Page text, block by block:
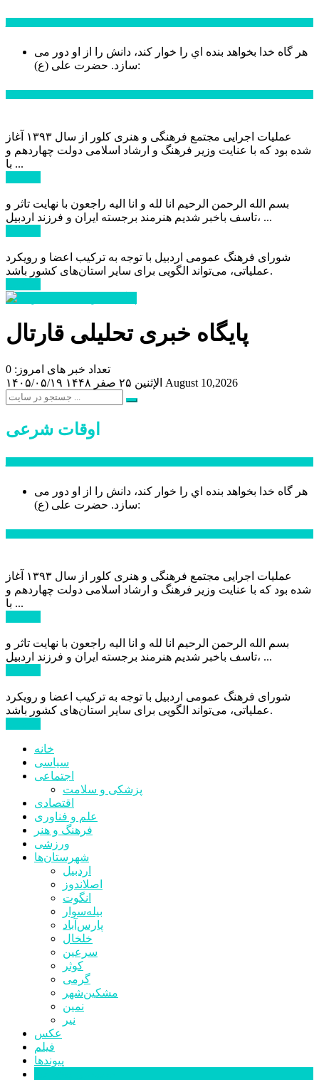
هر گاه خدا بخواهد بنده اي را خوار كند، دانش را از او دور می
سازد.حضرت علی (ع):
عملیات اجرایی مجتمع فرهنگی و هنری کلور از سال ۱۳۹۳ آغاز
شده بود که با عنایت وزیر فرهنگ و ارشاد اسلامی دولت چهاردهم و
با ...
بسم الله الرحمن الرحیم انا لله و انا الیه راجعون با نهایت تاثر و
تاسف باخبر شدیم هنرمند برجسته ایران و فرزند اردبیل، ...
شورای فرهنگ عمومی اردبیل با توجه به ترکیب اعضا و رویکرد
عملیاتی، می‌تواند الگویی برای سایر استان‌های کشور باشد.
پایگاه خبری تحلیلی قارتال
تعداد خبر های امروز: 0
۱۴۰۵/۰۵/۱۹
الإثنين ۲۵ صفر ۱۴۴۸ August 10,2026
اوقات شرعی
هر گاه خدا بخواهد بنده اي را خوار كند، دانش را از او دور می
سازد.حضرت علی (ع):
عملیات اجرایی مجتمع فرهنگی و هنری کلور از سال ۱۳۹۳ آغاز
شده بود که با عنایت وزیر فرهنگ و ارشاد اسلامی دولت چهاردهم و
با ...
بسم الله الرحمن الرحیم انا لله و انا الیه راجعون با نهایت تاثر و
تاسف باخبر شدیم هنرمند برجسته ایران و فرزند اردبیل، ...
شورای فرهنگ عمومی اردبیل با توجه به ترکیب اعضا و رویکرد
عملیاتی، می‌تواند الگویی برای سایر استان‌های کشور باشد.
خانه
سیاسی
اجتماعی
پزشکی و سلامت
اقتصادی
علم و فناوری
فرهنگ و هنر
ورزشی
شهرستان‌ها
اردبیل
اصلاندوز
انگوت
بیله‌سوار
پارس‌آباد
خلخال
سرعین
کوثر
گرمی
مشکین‌شهر
نمین
نیر
عکس
فیلم
پیوندها